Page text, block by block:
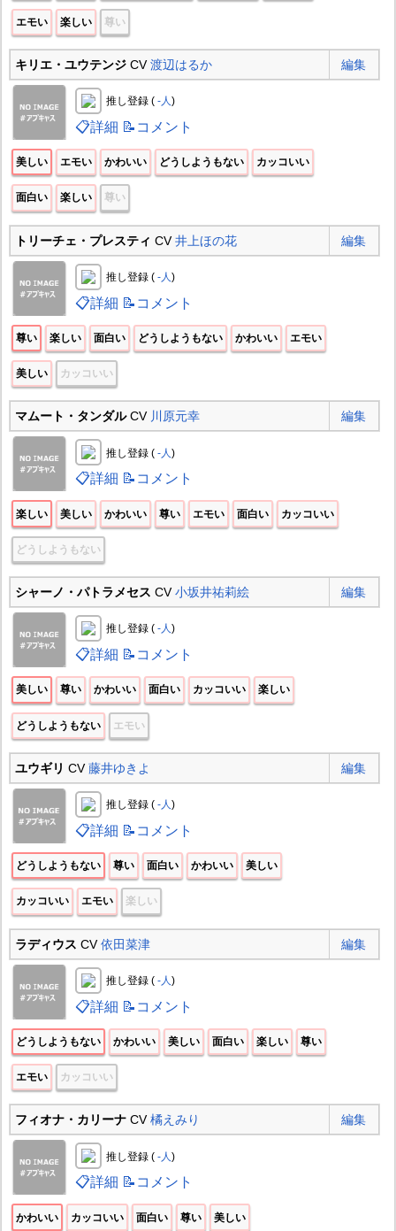
エモい 楽しい 尊い
キリエ・ユウテンジCV渡辺はるか 編集
推し登録 ( -人)
📋詳細 📝コメント
美しい エモい かわいい どうしようもない カッコいい
面白い 楽しい 尊い
トリーチェ・プレスティ CV井上ほの花 編集
推し登録 ( -人)
📋詳細 📝コメント
尊い 楽しい 面白い どうしようもない かわいい エモい
美しい カッコいい
マムート・タンダルCV 川原元幸 編集
推し登録 ( -人 )
📋詳細 📝コメント
楽しい 美しい かわいい 尊い エモい 面白い カッコいい
どうしようもない
シャーノ・パトラメセス CV小坂井祐莉絵 編集
推し登録 ( -人)
📋詳細 📝コメント
美しい 尊い かわいい 面白い カッコいい 楽しい
どうしようもない エモい
ユウギリ CV藤井ゆきよ 編集
推し登録 ( -人)
📋詳細 📝コメント
どうしようもない 尊い 面白い かわいい 美しい
カッコいい エモい 楽しい
ラディウス CV依田菜津 編集
推し登録 ( -人)
📋詳細 📝コメント
どうしようもない かわいい 美しい 面白い 楽しい 尊い
エモい カッコいい
フィオナ・カリーナCV橘えみり 編集
推し登録 ( -人 )
📋詳細 📝コメント
かわいい カッコいい 面白い 尊い 美しい